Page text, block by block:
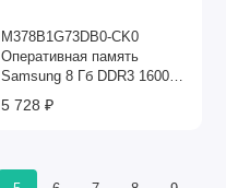
M378B1G73DB0-CK0
Оперативная память
Samsung 8 Гб DDR3 1600
МГц
5 728 ₽